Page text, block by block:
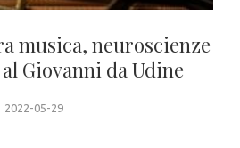
musica, neuroscienze
Giovanni da Udine
2022-05-29